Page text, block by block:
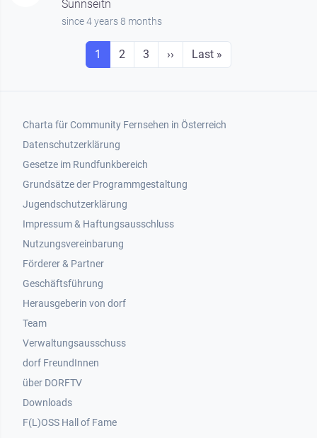
Sunnseitn
since 4 years 8 months
Seitennummerierung
Seite
1 Seite
2 Seite
3 Next page
›› Last page
Last »
Footer 1
Charta für Community Fernsehen in Österreich
Datenschutzerklärung
Gesetze im Rundfunkbereich
Grundsätze der Programmgestaltung
Jugendschutzerklärung
Impressum & Haftungsausschluss
Nutzungsvereinbarung
Footer 2
Förderer & Partner
Geschäftsführung
Herausgeberin von dorf
Team
Verwaltungsausschuss
dorf FreundInnen
Footer 3
über DORFTV
Downloads
F(L)OSS Hall of Fame